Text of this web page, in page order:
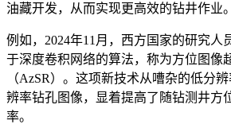
油藏开发，从而实现更高效的钻井作业。
例如，2024年11月，西方国家的研究人
于深度卷积网络的算法，称为方位图像
（AzSR）。这项新技术从嘈杂的低分
辨率钻孔图像，显着提高了随钻测井方
率。